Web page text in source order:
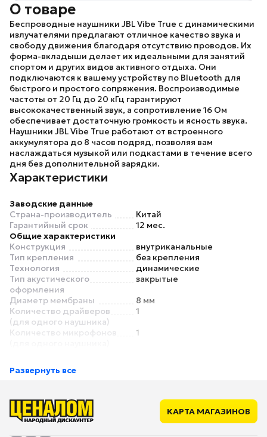
О товаре
Беспроводные наушники JBL Vibe True с динамическими
излучателями предлагают отличное качество звука и
свободу движения благодаря отсутствию проводов. Их
форма-вкладыши делает их идеальными для занятий
спортом и других видов активного отдыха. Они
подключаются к вашему устройству по Bluetooth для
быстрого и простого сопряжения. Воспроизводимые
частоты от 20 Гц до 20 кГц гарантируют
высококачественный звук, а сопротивление 16 Ом
обеспечивает достаточную громкость и ясность звука.
Наушники JBL Vibe True работают от встроенного
аккумулятора до 8 часов подряд, позволяя вам
наслаждаться музыкой или подкастами в течение всего
дня без дополнительной зарядки.
Характеристики
Заводские данные
Страна-производитель
Китай
Гарантийный срок
12 мес.
Общие характеристики
Конструкция
внутриканальные
Тип крепления
без крепления
Технология
динамические
Тип акустического
оформления
закрытые
Диаметр мембраны
8 мм
Количество драйверов
(для одного наушника)
1
Количество микрофонов
1
Основной цвет
Минимальная
воспроизводимая частота
Максимальная
20000 Гц
Развернуть все
КАРТА МАГАЗИНОВ